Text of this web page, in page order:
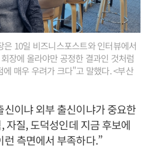
10일 비즈니스포스트와 인터뷰에서
장에 올라야만 공정한 결과인 것처럼
매우 우려가 크다"고 말했다. <부산
이냐 외부 출신이냐가 중요한
자질, 도덕성인데 지금 후보에
측면에서 부족하다.”